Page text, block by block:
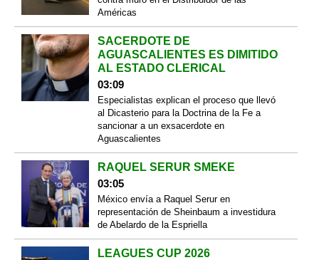
Américas
SACERDOTE DE
AGUASCALIENTES ES DIMITIDO
AL ESTADO CLERICAL
03:09
Especialistas explican el proceso que llevó
al Dicasterio para la Doctrina de la Fe a
sancionar a un exsacerdote en
Aguascalientes
RAQUEL SERUR SMEKE
03:05
México envía a Raquel Serur en
representación de Sheinbaum a investidura
de Abelardo de la Espriella
LEAGUES CUP 2026